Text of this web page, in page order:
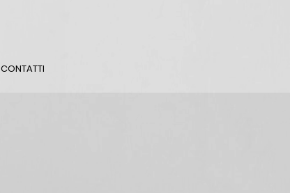
CONTATTI